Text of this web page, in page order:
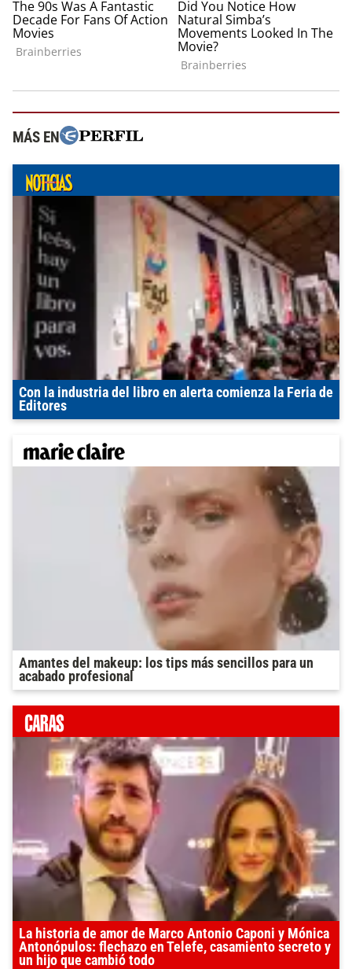
MÁS EN
Con la industria del libro en alerta comienza la Feria de
Editores
Amantes del makeup: los tips más sencillos para un
acabado profesional
La historia de amor de Marco Antonio Caponi y Mónica
Antonópulos: flechazo en Telefe, casamiento secreto y
un hijo que cambió todo